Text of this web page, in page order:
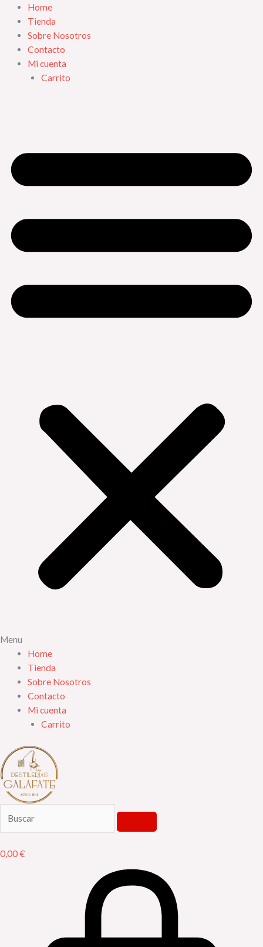
contenido
Home
Tienda
Sobre Nosotros
Contacto
Mi cuenta
Carrito
Menu
Home
Tienda
Sobre Nosotros
Contacto
Mi cuenta
Carrito
0,00€